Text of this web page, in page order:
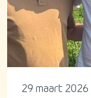
29 maart 2026